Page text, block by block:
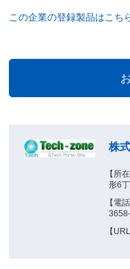
この企業の登録製品はこち
株
【所
形6
【電
【URL